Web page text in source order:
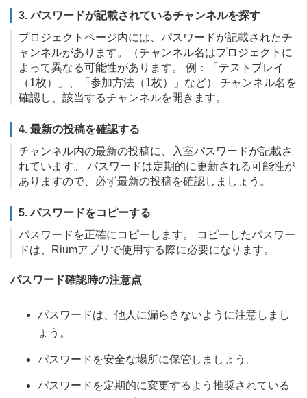
3. パスワードが記載されているチャンネルを探す
プロジェクトページ内には、パスワードが記載されたチ
ャンネルがあります。（チャンネル名はプロジェクトに
よって異なる可能性があります。 例：「テストプレイ
（1枚）」、「参加方法（1枚）」など） チャンネル名を
確認し、該当するチャンネルを開きます。
4. 最新の投稿を確認する
チャンネル内の最新の投稿に、入室パスワードが記載さ
れています。 パスワードは定期的に更新される可能性が
ありますので、必ず最新の投稿を確認しましょう。
5. パスワードをコピーする
パスワードを正確にコピーします。 コピーしたパスワー
ドは、Riumアプリで使用する際に必要になります。
パスワード確認時の注意点
パスワードは、他人に漏らさないように注意しまし
ょう。
パスワードを安全な場所に保管しましょう。
パスワードを定期的に変更するよう推奨されている